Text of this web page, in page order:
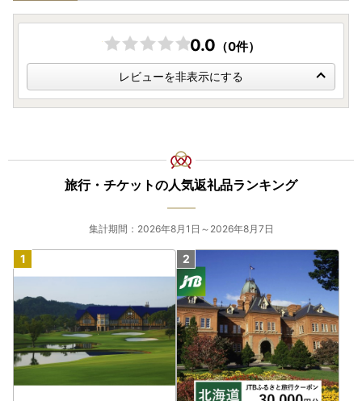
0.0 （0件）
レビューを非表示にする
旅行・チケットの人気返礼品ランキング
集計期間：2026年8月1日～2026年8月7日